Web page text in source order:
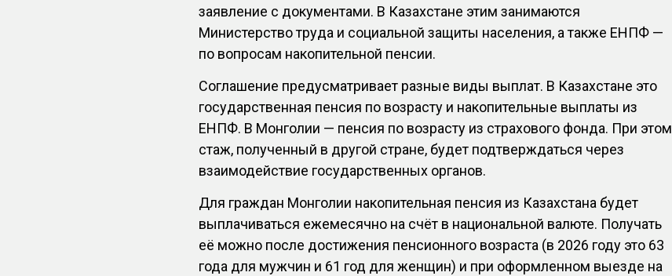
заявление с документами. В Казахстане этим занимаются
Министерство труда и социальной защиты населения, а также ЕНПФ —
по вопросам накопительной пенсии.
Соглашение предусматривает разные виды выплат. В Казахстане это
государственная пенсия по возрасту и накопительные выплаты из
ЕНПФ. В Монголии — пенсия по возрасту из страхового фонда. При этом
стаж, полученный в другой стране, будет подтверждаться через
взаимодействие государственных органов.
Для граждан Монголии накопительная пенсия из Казахстана будет
выплачиваться ежемесячно на счёт в национальной валюте. Получать
её можно после достижения пенсионного возраста (в 2026 году это 63
года для мужчин и 61 год для женщин) и при оформленном выезде на